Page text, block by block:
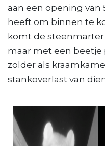
aan een opening
heeft om binnen te
komt de
maar met een beetje
zolder als
stankoverlast van